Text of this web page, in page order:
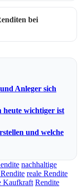
bei
Anleger sich
wichtiger ist
und welche
nachhaltige
reale Rendite
Kaufkraft Rendite